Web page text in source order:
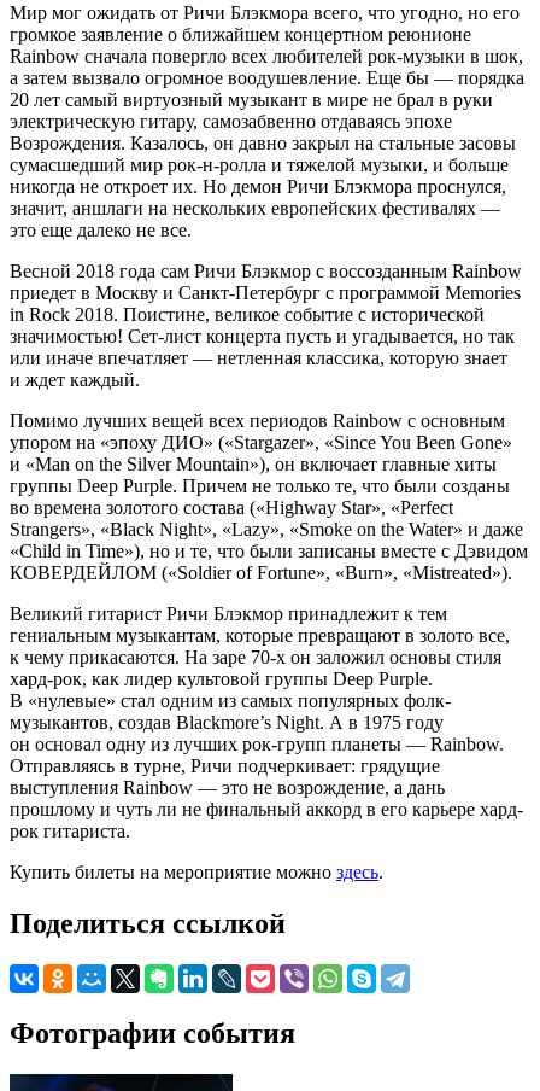
Мир мог ожидать от Ричи Блэкмора всего, что угодно, но его
громкое заявление о ближайшем концертном реюнионе
Rainbow сначала повергло всех любителей рок-музыки в шок,
а затем вызвало огромное воодушевление. Еще бы — порядка
20 лет самый виртуозный музыкант в мире не брал в руки
электрическую гитару, самозабвенно отдаваясь эпохе
Возрождения. Казалось, он давно закрыл на стальные засовы
сумасшедший мир рок-н-ролла и тяжелой музыки, и больше
никогда не откроет их. Но демон Ричи Блэкмора проснулся,
значит, аншлаги на нескольких европейских фестивалях —
это еще далеко не все.
Весной 2018 года сам Ричи Блэкмор с воссозданным Rainbow
приедет в Москву и Санкт-Петербург с программой Memories
in Rock 2018. Поистине, великое событие с исторической
значимостью! Сет-лист концерта пусть и угадывается, но так
или иначе впечатляет — нетленная классика, которую знает
и ждет каждый.
Помимо лучших вещей всех периодов Rainbow с основным
упором на «эпоху ДИО» («Stargazer», «Since You Been Gone»
и «Man on the Silver Mountain»), он включает главные хиты
группы Deep Purple. Причем не только те, что были созданы
во времена золотого состава («Highway Star», «Perfect
Strangers», «Black Night», «Lazy», «Smoke on the Water» и даже
«Child in Time»), но и те, что были записаны вместе с Дэвидом
КОВЕРДЕЙЛОМ («Soldier of Fortune», «Burn», «Mistreated»).
Великий гитарист Ричи Блэкмор принадлежит к тем
гениальным музыкантам, которые превращают в золото все,
к чему прикасаются. На заре 70-х он заложил основы стиля
хард-рок, как лидер культовой группы Deep Purple.
В «нулевые» стал одним из самых популярных фолк-
музыкантов, создав Blackmore’s Night. А в 1975 году
он основал одну из лучших рок-групп планеты — Rainbow.
Отправляясь в турне, Ричи подчеркивает: грядущие
выступления Rainbow — это не возрождение, а дань
прошлому и чуть ли не финальный аккорд в его карьере хард-
рок гитариста.
Купить билеты на мероприятие можно здесь.
Поделиться ссылкой
Фотографии события